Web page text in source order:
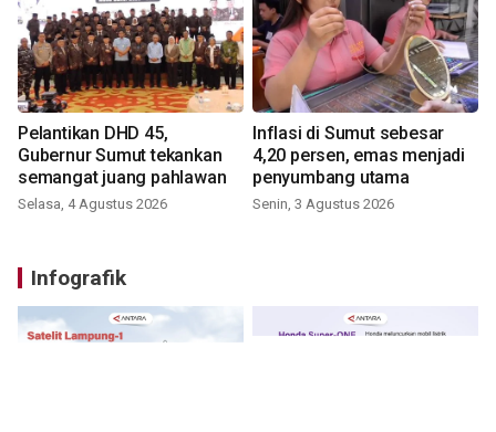
Pelantikan DHD 45,
Gubernur Sumut tekankan
semangat juang pahlawan
Selasa, 4 Agustus 2026
Inflasi di Sumut sebesar
4,20 persen, emas menjadi
penyumbang utama
Senin, 3 Agustus 2026
Infografik